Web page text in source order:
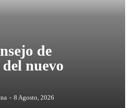
de
nuevo
- 8 Agosto, 2026